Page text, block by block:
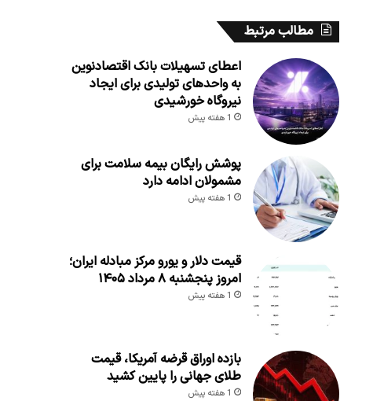
مطالب مرتبط
اعطای تسهیلات بانک اقتصادنوین
به واحدهای تولیدی برای ایجاد
نیروگاه خورشیدی
1 هفته پیش
پوشش رایگان بیمه سلامت برای
مشمولان ادامه دارد
1 هفته پیش
قیمت دلار و یورو مرکز مبادله ایران؛
امروز پنجشنبه ۸ مرداد ۱۴۰۵
1 هفته پیش
بازده اوراق قرضه آمریکا، قیمت
طلای جهانی را پایین کشید
1 هفته پیش